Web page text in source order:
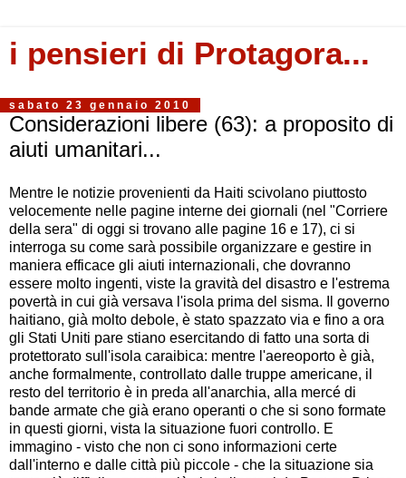
i pensieri di Protagora...
sabato 23 gennaio 2010
Considerazioni libere (63): a proposito di
aiuti umanitari...
Mentre le notizie provenienti da Haiti scivolano piuttosto
velocemente nelle pagine interne dei giornali (nel "Corriere
della sera" di oggi si trovano alle pagine 16 e 17), ci si
interroga su come sarà possibile organizzare e gestire in
maniera efficace gli aiuti internazionali, che dovranno
essere molto ingenti, viste la gravità del disastro e l'estrema
povertà in cui già versava l'isola prima del sisma. Il governo
haitiano, già molto debole, è stato spazzato via e fino a ora
gli Stati Uniti pare stiano esercitando di fatto una sorta di
protettorato sull'isola caraibica: mentre l'aereoporto è già,
anche formalmente, controllato dalle truppe americane, il
resto del territorio è in preda all'anarchia, alla mercé di
bande armate che già erano operanti o che si sono formate
in questi giorni, vista la situazione fuori controllo. E
immagino - visto che non ci sono informazioni certe
dall'interno e dalle città più piccole - che la situazione sia